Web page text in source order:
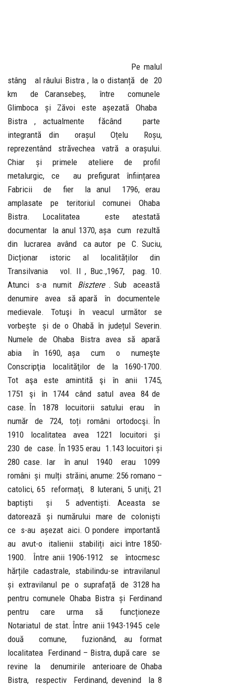
Pe malul
stâng al râului Bistra , la o distanță de 20
km de Caransebeș, între comunele
Glimboca și Zăvoi este așezată Ohaba
Bistra , actualmente făcând parte
integrantă din orașul Oțelu Roșu,
reprezentând străvechea vatră a orașului.
Chiar și primele ateliere de profil
metalurgic, ce au prefigurat înființarea
Fabricii de fier la anul 1796, erau
amplasate pe teritoriul comunei Ohaba
Bistra. Localitatea este atestată
documentar la anul 1370, așa cum rezultă
din lucrarea având ca autor pe C. Suciu,
Dicționar istoric al localităților din
Transilvania vol. II , Buc.,1967, pag. 10.
Atunci s-a numit Bisztere. Sub această
denumire avea să apară în documentele
medievale. Totuşi în veacul următor se
vorbește și de o Ohabă în județul Severin.
Numele de Ohaba Bistra avea să apară
abia în 1690, așa cum o numeşte
Conscripţia localităţilor de la 1690-1700.
Tot aşa este amintită şi în anii 1745,
1751 şi în 1744 când satul avea 84 de
case. În 1878 locuitorii satului erau în
număr de 724, toți români ortodocşi. În
1910 localitatea avea 1221 locuitori și
230 de case. În 1935 erau 1.143 locuitori și
280 case. Iar în anul 1940 erau 1099
români și mulți străini, anume: 256 romano –
catolici, 65 reformați, 8 luterani, 5 uniți, 21
baptiști și 5 adventiști. Aceasta se
datorează și numărului mare de coloniști
ce s-au așezat aici. O pondere importantă
au avut-o italienii stabiliți aici între 1850-
1900. Între anii 1906-1912 se întocmesc
hărțile cadastrale, stabilindu-se intravilanul
și extravilanul pe o suprafață de 3128 ha
pentru comunele Ohaba Bistra și Ferdinand
pentru care urma să funcționeze
Notariatul de stat. Între anii 1943-1945 cele
două comune, fuzionând, au format
localitatea Ferdinand – Bistra, după care se
revine la denumirile anterioare de Ohaba
Bistra, respectiv Ferdinand, devenind la 8